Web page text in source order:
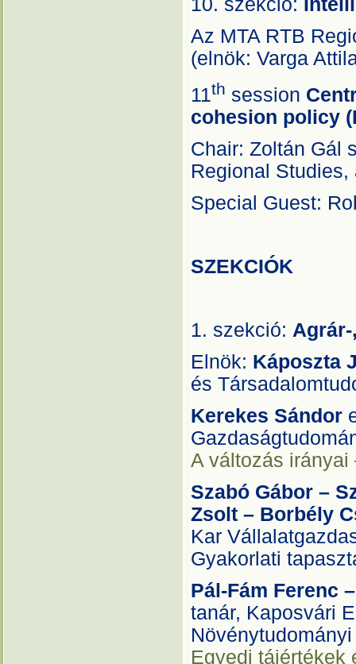
10. szekció:
Az MTA RTB
(elnök: Varga
11th session
cohesion policy
Chair: Zoltán Gál
Regional
Special Guest:
SZEKCIÓK
1. szekció:
Elnök: Káposzta
és
Kerekes Sándor
A változás irányai
Szabó Gábor –
Zsolt – Borbély
Kar
Gyakorlati
Pál-Fám Ferenc
tanár, Kaposvári
Egyedi tájértékek